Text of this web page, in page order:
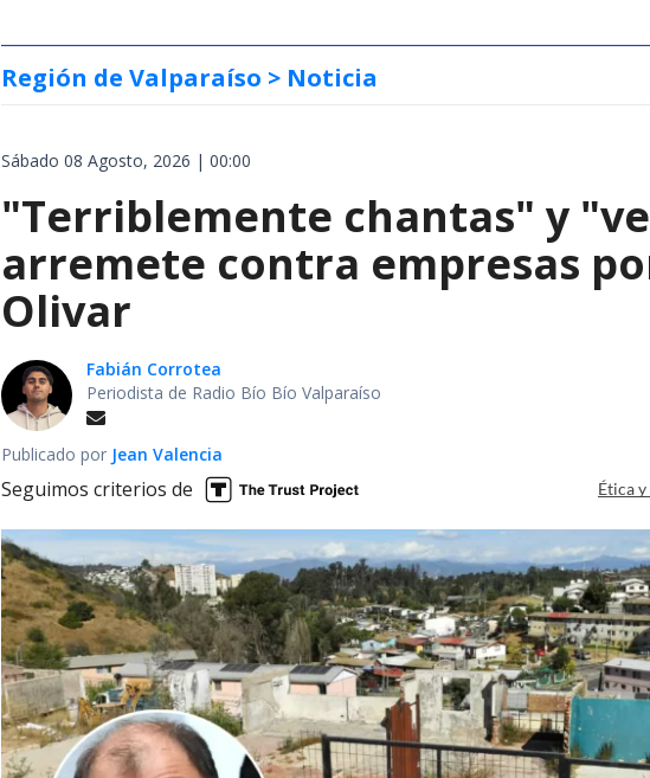
Región de Valparaíso > Noticia
Sábado 08 Agosto, 2026 | 00:00
"Terriblemente chantas" y
arremete contra empresas
Olivar
Fabián Corrotea
Periodista de Radio Bío Bío Valparaíso
Publicado por Jean Valencia
Seguimos criterios de Ética